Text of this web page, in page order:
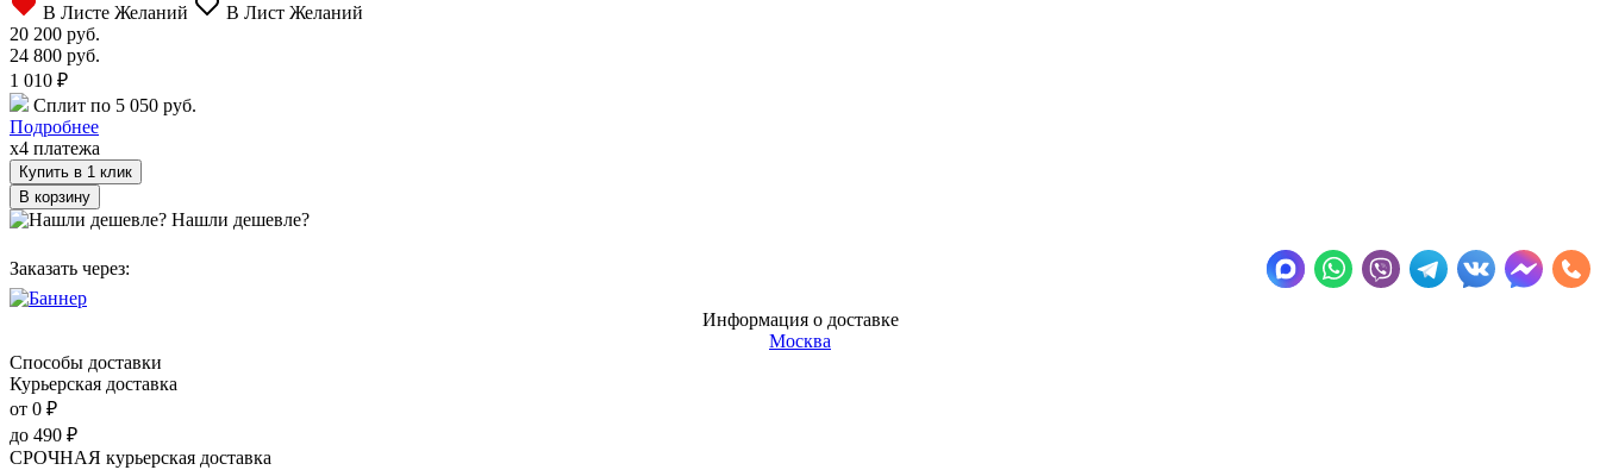
В Листе Желаний
В Лист Желаний
20 200 руб.
24 800 руб.
1 010 ₽
Сплит по 5 050 руб.
Подробнее
x4 платежа
Купить в 1 клик
Нашли дешевле?
Заказать через:
Информация о доставке
Москва
Способы доставки
Курьерская доставка
от 0 ₽
до 490 ₽
СРОЧНАЯ курьерская доставка